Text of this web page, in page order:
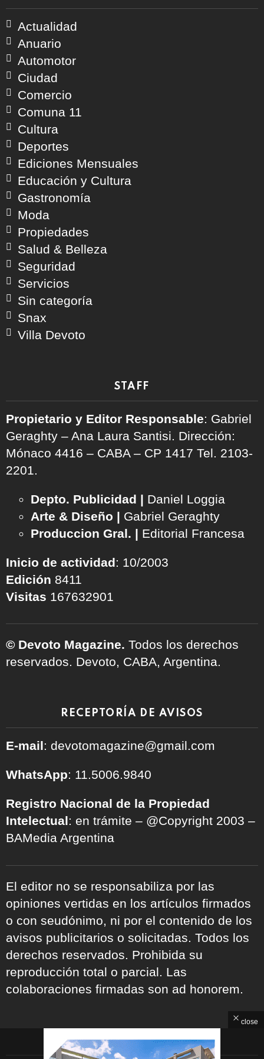
Actualidad
Anuario
Automotor
Ciudad
Comercio
Comuna 11
Cultura
Deportes
Ediciones Mensuales
Educación y Cultura
Gastronomía
Moda
Propiedades
Salud & Belleza
Seguridad
Servicios
Sin categoría
Snax
Villa Devoto
STAFF
Propietario y Editor Responsable: Gabriel
Geraghty – Ana Laura Santisi. Dirección:
Mónaco 4416 – CABA – CP 1417 Tel. 2103-
2201.
Depto. Publicidad | Daniel Loggia
Arte & Diseño | Gabriel Geraghty
Produccion Gral. | Editorial Francesa
Inicio de actividad: 10/2003
Edición 8411
Visitas 167632901
© Devoto Magazine. Todos los derechos
reservados. Devoto, CABA, Argentina.
RECEPTORÍA DE AVISOS
E-mail: devotomagazine@gmail.com
WhatsApp: 11.5006.9840
Registro Nacional de la Propiedad
Intelectual: en trámite – @Copyright 2003 –
BAMedia Argentina
El editor no se responsabiliza por las
opiniones vertidas en los artículos firmados
o con seudónimo, ni por el contenido de los
avisos publicitarios o solicitadas. Todos los
derechos reservados. Prohibida su
reproducción total o parcial. Las
colaboraciones firmadas son ad honorem.
ARCHIVOS
close